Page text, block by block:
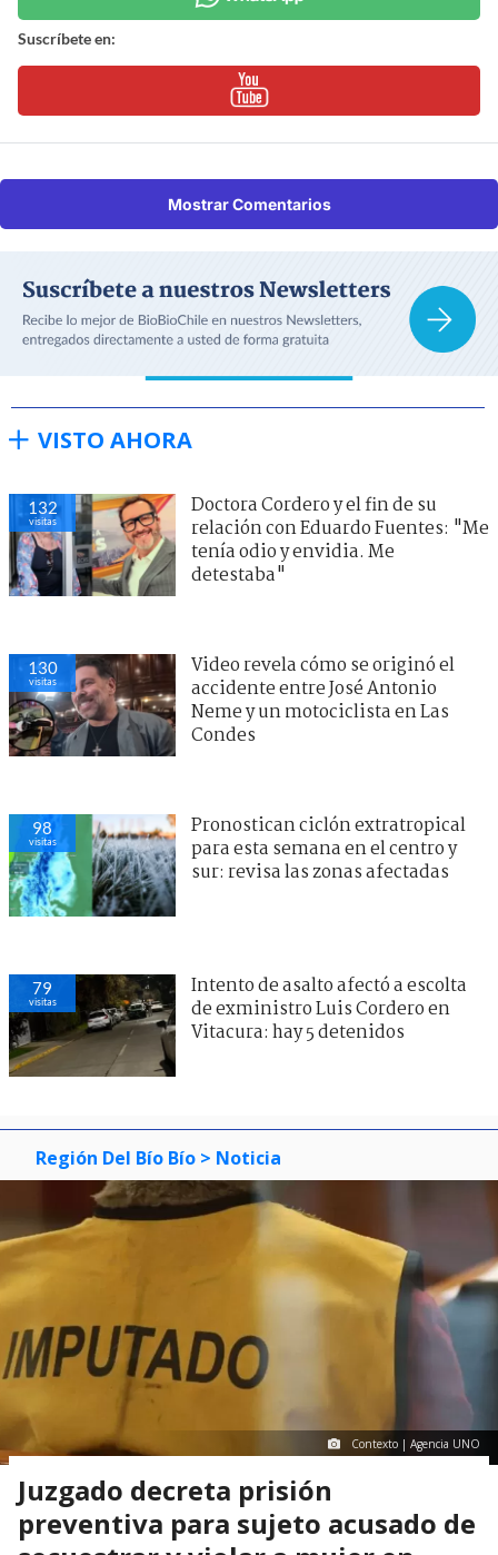
Suscríbete en:
Mostrar Comentarios
VISTO AHORA
132
visitas
Doctora Cordero y el fin de su
relación con Eduardo Fuentes: "Me
tenía odio y envidia. Me
detestaba"
130
visitas
Video revela cómo se originó el
accidente entre José Antonio
Neme y un motociclista en Las
Condes
98
visitas
Pronostican ciclón extratropical
para esta semana en el centro y
sur: revisa las zonas afectadas
79
visitas
Intento de asalto afectó a escolta
de exministro Luis Cordero en
Vitacura: hay 5 detenidos
Región Del Bío Bío > Noticia
Contexto | Agencia UNO
Juzgado decreta prisión
preventiva para sujeto acusado de